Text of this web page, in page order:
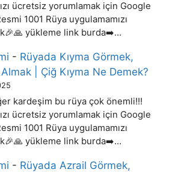
ücretsiz yorumlamak için Google
1001 Rüya uygulamamızı
yükleme link burda➡️…
- Rüyada Kıyma Görmek,
| Çiğ Kıyma Ne Demek?
kardeşim bu rüya çok önemli!!!
ücretsiz yorumlamak için Google
1001 Rüya uygulamamızı
yükleme link burda➡️…
- Rüyada Azrail Görmek,